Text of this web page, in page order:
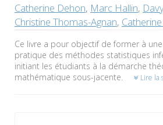
Catherine Dehon, Marc Hallin,
Christine Thomas-Agnan,
Ce livre a pour objectif de former à
pratique des méthodes statistiques
initiant les étudiants à la démarche
mathématique sous-jacente.
Lire la